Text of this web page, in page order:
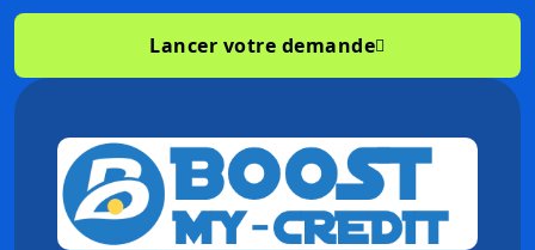
Lancer votre demande